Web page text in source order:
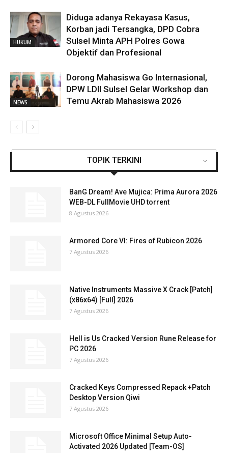
HUKUM
Diduga adanya Rekayasa Kasus,
Korban jadi Tersangka, DPD Cobra
Sulsel Minta APH Polres Gowa
Objektif dan Profesional
NEWS
Dorong Mahasiswa Go Internasional,
DPW LDII Sulsel Gelar Workshop dan
Temu Akrab Mahasiswa 2026
TOPIK TERKINI
BanG Dream! Ave Mujica: Prima Aurora 2026
WEB-DL FullMovie UHD torrent
8 Agustus 2026
Armored Core VI: Fires of Rubicon 2026
7 Agustus 2026
Native Instruments Massive X Crack [Patch]
(x86x64) [Full] 2026
7 Agustus 2026
Hell is Us Cracked Version Rune Release for
PC 2026
7 Agustus 2026
Cracked Keys Compressed Repack +Patch
Desktop Version Qiwi
7 Agustus 2026
Microsoft Office Minimal Setup Auto-
Activated 2026 Updated [Team-OS]